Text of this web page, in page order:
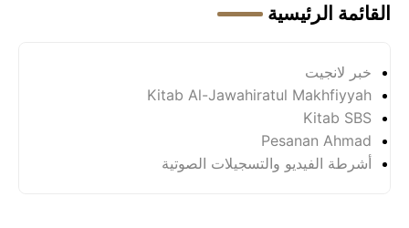
القائمة الرئيسية
خبر لانجيت
Kitab Al-Jawahiratul Makhfiyyah
Kitab SBS
Pesanan Ahmad
أشرطة الفيديو والتسجيلات الصوتية